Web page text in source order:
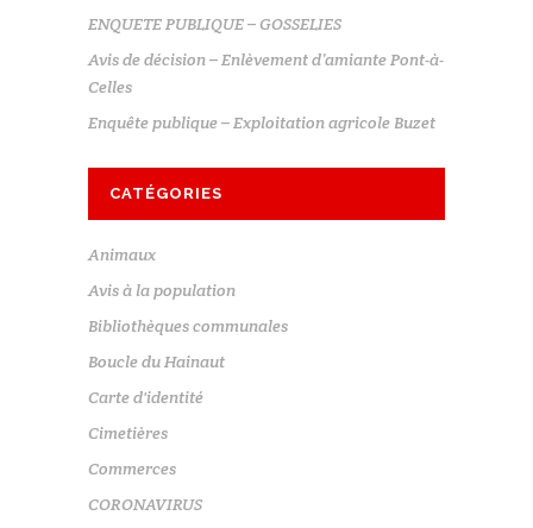
ENQUETE PUBLIQUE – GOSSELIES
Avis de décision – Enlèvement d’amiante Pont-à-
Celles
Enquête publique – Exploitation agricole Buzet
CATÉGORIES
Animaux
Avis à la population
Bibliothèques communales
Boucle du Hainaut
Carte d'identité
Cimetières
Commerces
CORONAVIRUS